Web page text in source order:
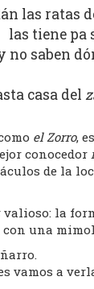
las ratas
tiene pa
saben
casa del
el Zorro,
conocedor
de la
valioso: la
una
vamos a